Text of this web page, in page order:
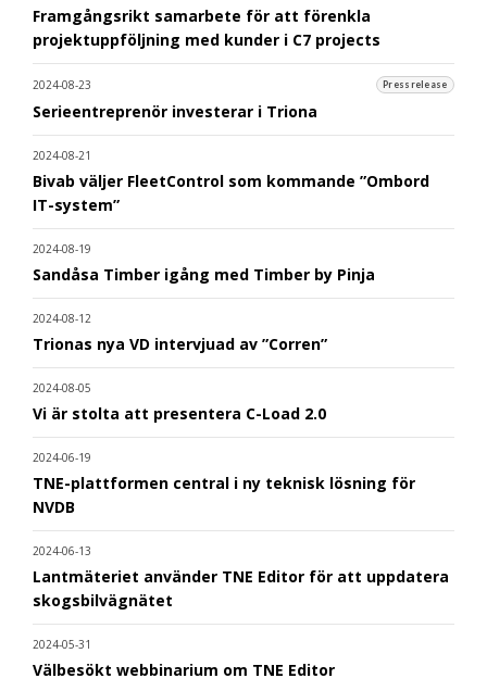
Framgångsrikt samarbete för att förenkla
projektuppföljning med kunder i C7 projects
2024-08-23 Pressrelease
Serieentreprenör investerar i Triona
2024-08-21
Bivab väljer FleetControl som kommande ”Ombord
IT-system”
2024-08-19
Sandåsa Timber igång med Timber by Pinja
2024-08-12
Trionas nya VD intervjuad av ”Corren”
2024-08-05
Vi är stolta att presentera C-Load 2.0
2024-06-19
TNE-plattformen central i ny teknisk lösning för
NVDB
2024-06-13
Lantmäteriet använder TNE Editor för att uppdatera
skogsbilvägnätet
2024-05-31
Välbesökt webbinarium om TNE Editor